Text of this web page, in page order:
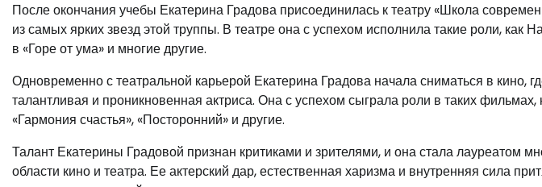
После окончания учебы Екатерина Градова присоединилась к театру «Школа
из самых ярких звезд этой труппы. В театре она с успехом исполнила такие роли, как
в «Горе от ума» и многие другие.
Одновременно с театральной карьерой Екатерина Градова начала сниматься в кино,
талантливая и проникновенная актриса. Она с успехом сыграла роли в таких
«Гармония счастья», «Посторонний» и другие.
Талант Екатерины Градовой признан критиками и зрителями, и она стала лауреатом
области кино и театра. Ее актерский дар, естественная харизма и внутренняя сила